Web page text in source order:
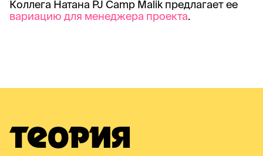
ТЕОРИЯ
Коллега Натана PJ Camp Malik предлагает ее
вариацию для менеджера проекта.